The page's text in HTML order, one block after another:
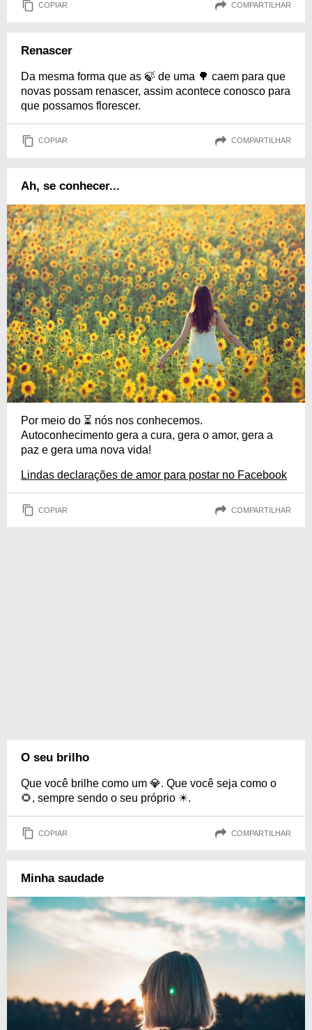
COPIAR COMPARTILHAR
Renascer
Da mesma forma que as 🍃 de uma 🌳 caem para que
novas possam renascer, assim acontece conosco para
que possamos florescer.
COPIAR COMPARTILHAR
Ah, se conhecer...
Por meio do ⏳ nós nos conhecemos.
Autoconhecimento gera a cura, gera o amor, gera a
paz e gera uma nova vida!
Lindas declarações de amor para postar no Facebook
COPIAR COMPARTILHAR
O seu brilho
Que você brilhe como um 💎. Que você seja como o
🌻, sempre sendo o seu próprio ☀.
COPIAR COMPARTILHAR
Minha saudade